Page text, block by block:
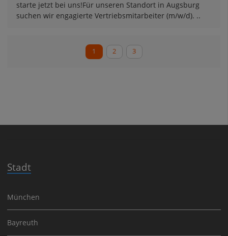
starte jetzt bei uns!Für unseren Standort in Augsburg
suchen wir engagierte Vertriebsmitarbeiter (m/w/d). ..
1 2 3
Stadt
München
Bayreuth